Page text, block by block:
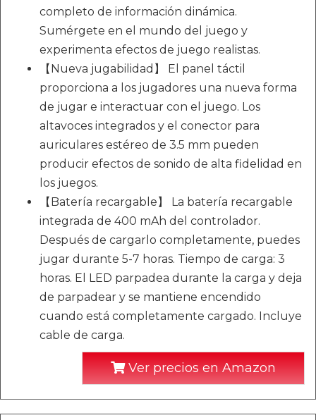
completo de información dinámica.
Sumérgete en el mundo del juego y
experimenta efectos de juego realistas.
【Nueva jugabilidad】 El panel táctil
proporciona a los jugadores una nueva forma
de jugar e interactuar con el juego. Los
altavoces integrados y el conector para
auriculares estéreo de 3.5 mm pueden
producir efectos de sonido de alta fidelidad en
los juegos.
【Batería recargable】 La batería recargable
integrada de 400 mAh del controlador.
Después de cargarlo completamente, puedes
jugar durante 5-7 horas. Tiempo de carga: 3
horas. El LED parpadea durante la carga y deja
de parpadear y se mantiene encendido
cuando está completamente cargado. Incluye
cable de carga.
Ver precios en Amazon